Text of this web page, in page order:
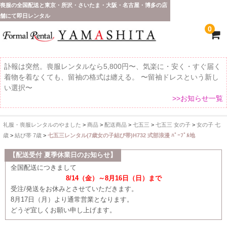
喪服の全国配送と東京・所沢・さいたま・大阪・名古屋・博多の店
舗にて即日レンタル
0
訃報は突然。喪服レンタルなら5,800円〜、気楽に・安く・すぐ届く
着物を着なくても、留袖の格式は纏える。 〜留袖ドレスという新し
い選択〜
>>お知らせ一覧
ホーム
全 国 配 送
受取り場所が選べます
東京即日バイク便
配送・お支払い方法
礼服・喪服レンタルのやました > 商品> 配送商品> 七五三 > 七五三 女の子 > 女の子 七
歳> 結び帯 7歳> 七五三レンタル(7歳女の子結び帯)H732 式部浪漫 ﾊﾟｰﾌﾟﾙ地
【配送受付 夏季休業日のお知らせ】
全国配送につきまして
8/14（金）～8月16日（日）まで
受注/発送をお休みとさせていただきます。
8月17日（月）より通常営業となります。
どうぞ宜しくお願い申し上げます。